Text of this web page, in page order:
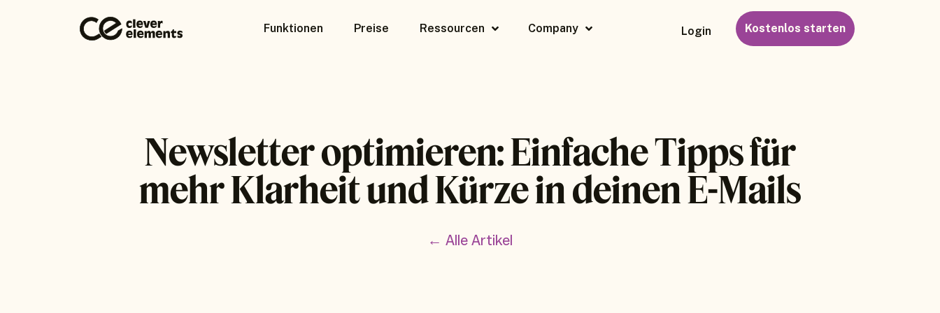
Funktionen Preise Ressourcen Company Login Kostenlos starten
Newsletter optimieren: Einfache Tipps für
mehr Klarheit und Kürze in deinen E-Mails
← Alle Artikel